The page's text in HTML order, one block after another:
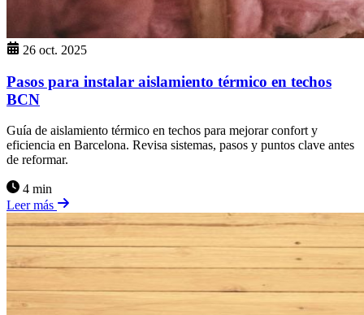
26 oct. 2025
Pasos para instalar aislamiento térmico en techos
BCN
Guía de aislamiento térmico en techos para mejorar confort y
eficiencia en Barcelona. Revisa sistemas, pasos y puntos clave antes
de reformar.
4 min
Leer más